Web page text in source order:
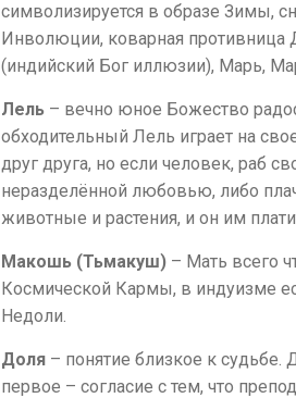
символизируется в образе Зимы,
Инволюции, коварная противница
(индийский Бог иллюзии), Марь,
Лель – вечно юное Божество
обходительный Лель играет на
друг друга, но если человек, раб
неразделённой любовью, либо
животные и растения, и он им
Макошь (Тьмакуш) – Мать всего
Космической Кармы, в индуизме
Недоли.
Доля – понятие близкое к судьбе.
первое – согласие с тем, что